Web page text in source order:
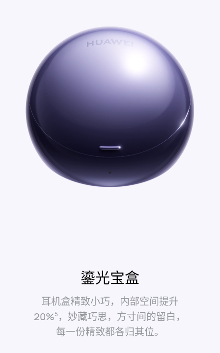
鎏光宝盒
耳机盒精致小巧，内部空间提升
20%⁠5，妙藏巧思，方寸间的留白，
每一份精致都各归其⁠位。